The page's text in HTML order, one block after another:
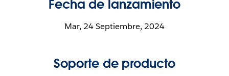
Fecha de lanzamiento
Mar, 24 Septiembre, 2024
Soporte de producto